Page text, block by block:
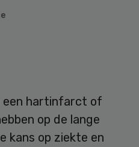
een hartinfarct of
op de lange
kans op ziekte en